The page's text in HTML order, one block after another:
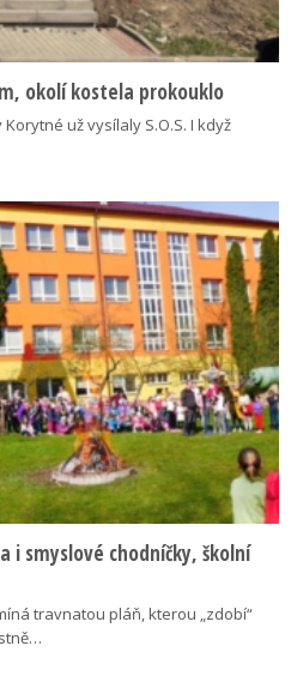
okolí kostela prokouklo
už vysílaly S.O.S. I když
smyslové chodníčky, školní
travnatou pláň, kterou „zdobí“